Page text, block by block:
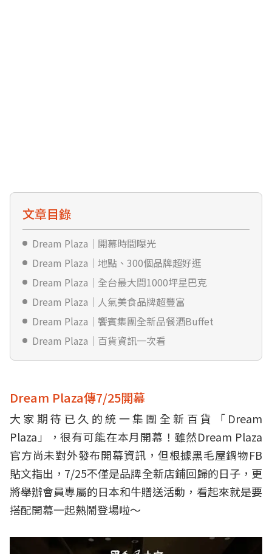
文章目錄
Dream Plaza｜開幕時間曝光
Dream Plaza｜地點、300個品牌超好逛
Dream Plaza｜全台最大間1000坪星巴克
Dream Plaza｜人氣美食品牌超豐富
Dream Plaza｜饗賓集團全新品餐酒Buffet
Dream Plaza｜百貨資訊一次看
Dream Plaza傳7/25開幕
大家期待已久的統一集團全新百貨「Dream
Plaza」，很有可能在本月開幕！雖然Dream Plaza
官方尚未對外發布開幕資訊，但根據黑毛屋鍋物FB
貼文指出，7/25不僅是品牌全新店鋪回歸的日子，更
將舉辦會員專屬的日本和牛贈送活動，看起來就是要
搭配開幕一起熱鬧登場啦～